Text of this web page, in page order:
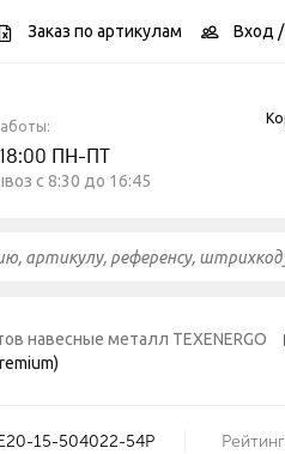
Заказ по артикулам Вход
ПН-ПТ
c 8:30 до 16:45
навесные металл TEXENERGO
15-504022-54P